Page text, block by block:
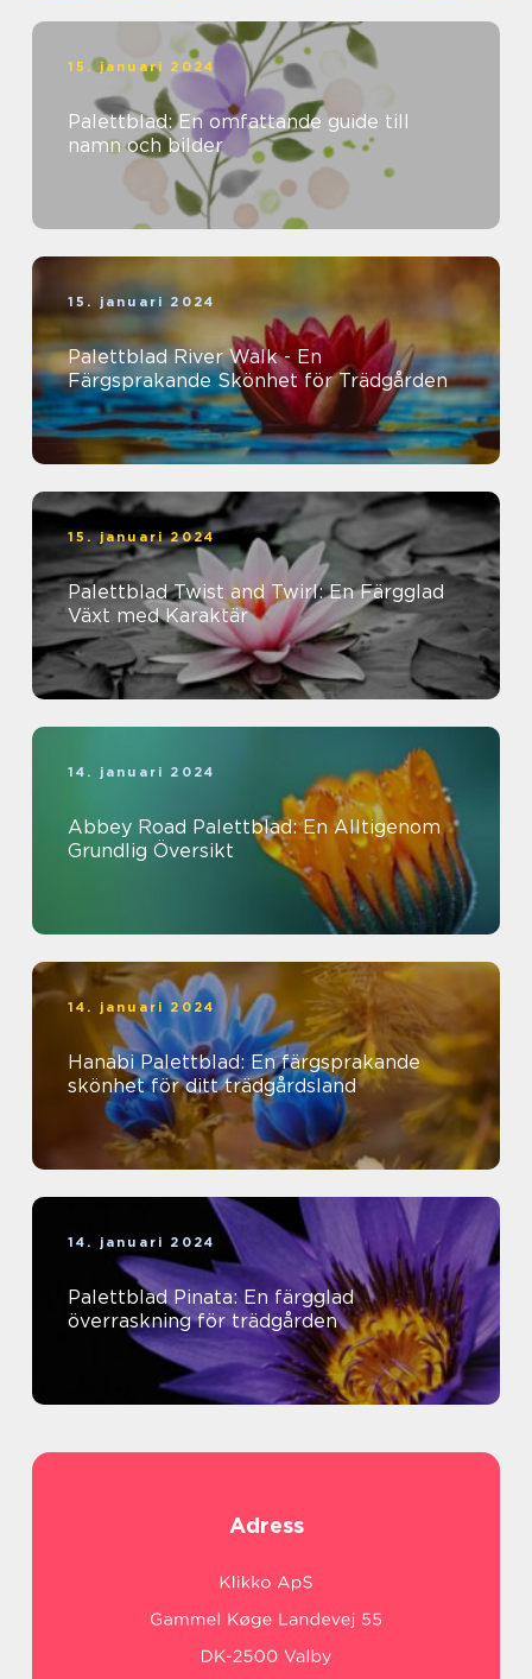
15. januari 2024
Palettblad: En omfattande guide till
namn och bilder
15. januari 2024
Palettblad River Walk - En
Färgsprakande Skönhet för Trädgården
15. januari 2024
Palettblad Twist and Twirl: En Färgglad
Växt med Karaktär
14. januari 2024
Abbey Road Palettblad: En Alltigenom
Grundlig Översikt
14. januari 2024
Hanabi Palettblad: En färgsprakande
skönhet för ditt trädgårdsland
14. januari 2024
Palettblad Pinata: En färgglad
överraskning för trädgården
Adress